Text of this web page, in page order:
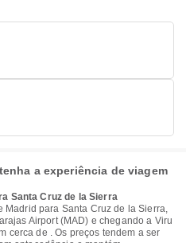
a experiência de viagem
Santa Cruz de la Sierra
Madrid para Santa Cruz de la Sierra,
Airport (MAD) e chegando a Viru
cerca de . Os preços tendem a ser